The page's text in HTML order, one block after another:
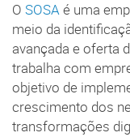
O SOSAé uma
meio da
avançada e oferta
trabalha com
objetivo de
crescimento dos
transformações